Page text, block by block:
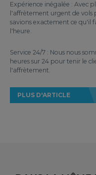
Expérience inégalée : Avec
l'affrètement urgent de vols
savions exactement ce qu'il
l'heure.
Service 24/7 : Nous nous
heures sur 24 pour tenir le
l'affrètement.
PLUS D'ARTICLE